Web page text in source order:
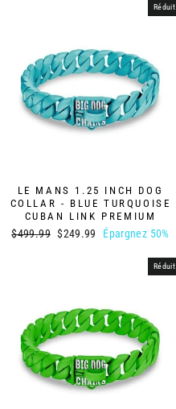
Réduit
LE MANS 1.25 INCH DOG
COLLAR - BLUE TURQUOISE
CUBAN LINK PREMIUM
Prix
$499.99 Prix
$249.99 Épargnez 50%
Réduit